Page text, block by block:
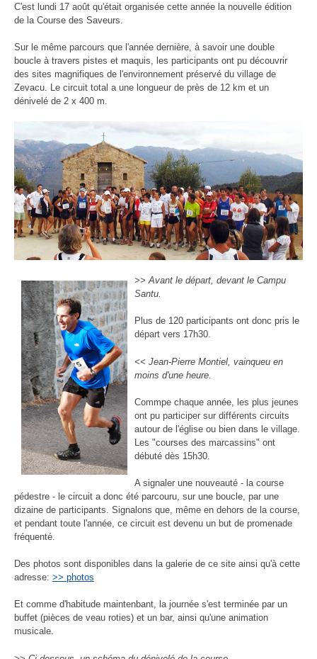
C'est lundi 17 août qu'était organisée cette année la nouvelle édition
de la Course des Saveurs.
Sur le même parcours que l'année dernière, à savoir une double
boucle à travers pistes et maquis, les participants ont pu découvrir
des sites magnifiques de l'environnement préservé du village de
Zevacu. Le circuit total a une longueur de près de 12 km et un
dénivelé de 2 x 400 m.
>> Avant le départ, devant le Campu
Santu.
Plus de 120 participants ont donc pris le
départ vers 17h30.
<< Jean-Pierre Montiel, vainqueu en
moins d'une heure.
Commpe chaque année, les plus jeunes
ont pu participer sur différents circuits
autour de l'église ou bien dans le village.
Les "courses des marcassins" ont
débuté dès 15h30.
A signaler une nouveauté - la course
pédestre - le circuit a donc été parcouru, sur une boucle, par une
dizaine de participants. Signalons que, même en dehors de la course,
et pendant toute l'année, ce circuit est devenu un but de promenade
fréquenté.
Des photos sont disponibles dans la galerie de ce site ainsi qu'à cette
adresse: >> photos
Et comme d'habitude maintenbant, la journée s'est terminée par un
buffet (pièces de veau roties) et un bar, ainsi qu'une animation
musicale.